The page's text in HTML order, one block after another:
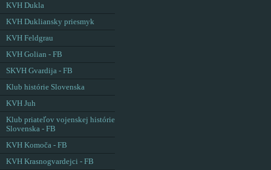
KVH Dukla
KVH Dukliansky priesmyk
KVH Feldgrau
KVH Golian - FB
SKVH Gvardija - FB
Klub histórie Slovenska
KVH Juh
Klub priateľov vojenskej histórie
Slovenska - FB
KVH Komoča - FB
KVH Krasnogvardejci - FB